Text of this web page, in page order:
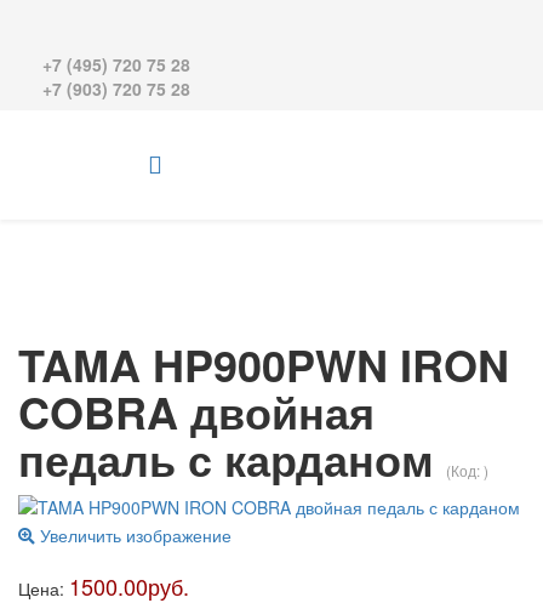
+7 (495) 720 75 28
+7 (903) 720 75 28
TAMA HP900PWN IRON
COBRA двойная
педаль с карданом (Код:)
Увеличить изображение
Цена: 1500.00руб.